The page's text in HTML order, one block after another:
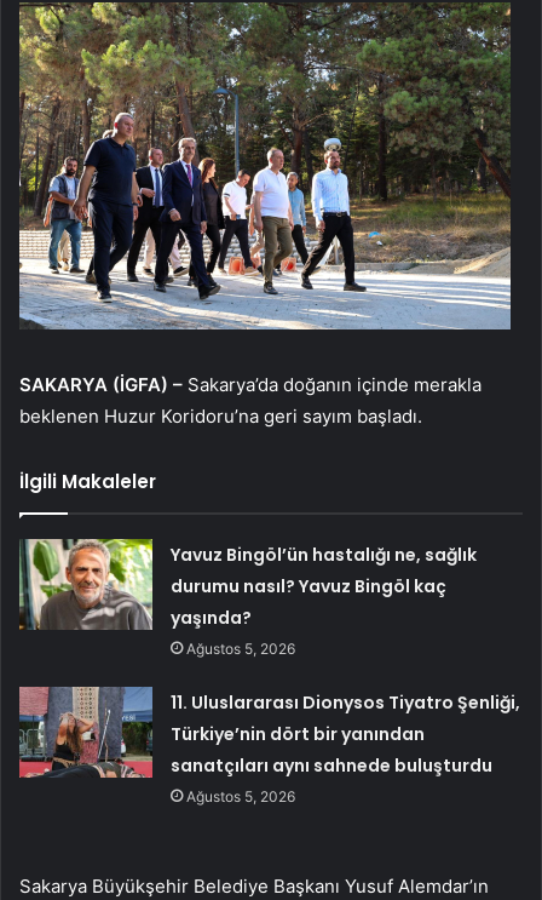
SAKARYA (İGFA) – Sakarya’da doğanın içinde merakla
beklenen Huzur Koridoru’na geri sayım başladı.
İlgili Makaleler
Yavuz Bingöl’ün hastalığı ne, sağlık
durumu nasıl? Yavuz Bingöl kaç
yaşında?
Ağustos 5, 2026
11. Uluslararası Dionysos Tiyatro Şenliği,
Türkiye’nin dört bir yanından
sanatçıları aynı sahnede buluşturdu
Ağustos 5, 2026
Sakarya Büyükşehir Belediye Başkanı Yusuf Alemdar’ın